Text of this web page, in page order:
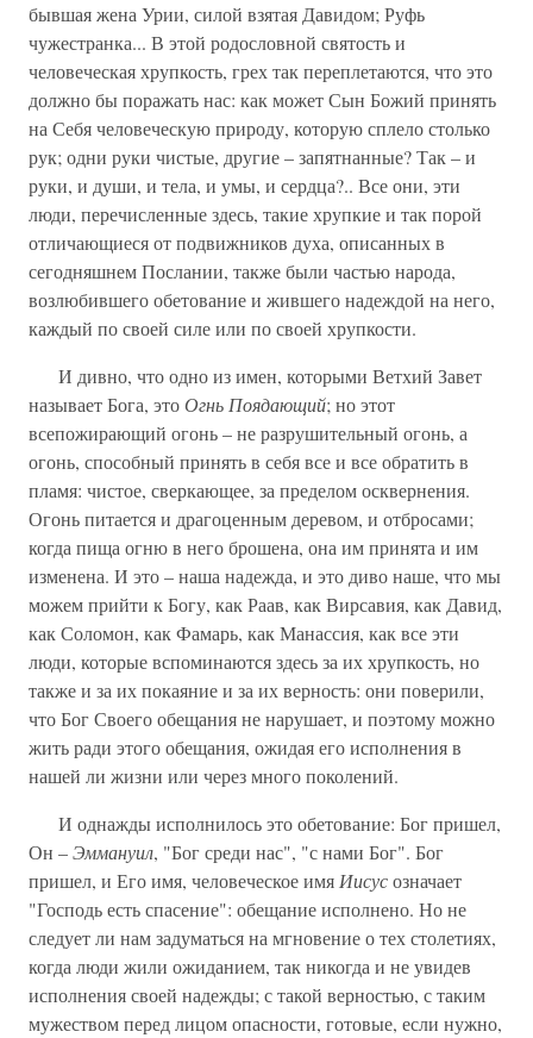
бывшая жена Урии, силой взятая Давидом; Руфь
чужестранка... В этой родословной святость и
человеческая хрупкость, грех так переплетаются, что это
должно бы поражать нас: как может Сын Божий принять
на Себя человеческую природу, которую сплело столько
рук; одни руки чистые, другие – запятнанные? Так – и
руки, и души, и тела, и умы, и сердца?.. Все они, эти
люди, перечисленные здесь, такие хрупкие и так порой
отличающиеся от подвижников духа, описанных в
сегодняшнем Послании, также были частью народа,
возлюбившего обетование и жившего надеждой на него,
каждый по своей силе или по своей хрупкости.
И дивно, что одно из имен, которыми Ветхий Завет
называет Бога, этоОгнь Поядающий; но этот
всепожирающий огонь – не разрушительный огонь, а
огонь, способный принять в себя все и все обратить в
пламя: чистое, сверкающее, за пределом осквернения.
Огонь питается и драгоценным деревом, и отбросами;
когда пища огню в него брошена, она им принята и им
изменена. И это – наша надежда, и это диво наше, что мы
можем прийти к Богу, как Раав, как Вирсавия, как Давид,
как Соломон, как Фамарь, как Манассия, как все эти
люди, которые вспоминаются здесь за их хрупкость, но
также и за их покаяние и за их верность: они поверили,
что Бог Своего обещания не нарушает, и поэтому можно
жить ради этого обещания, ожидая его исполнения в
нашей ли жизни или через много поколений.
И однажды исполнилось это обетование: Бог пришел,
Он –Эммануил, "Бог среди нас", "с нами Бог". Бог
пришел, и Его имя, человеческое имя Иисусозначает
"Господь есть спасение": обещание исполнено. Но не
следует ли нам задуматься на мгновение о тех столетиях,
когда люди жили ожиданием, так никогда и не увидев
исполнения своей надежды; с такой верностью, с таким
мужеством перед лицом опасности, готовые, если нужно,